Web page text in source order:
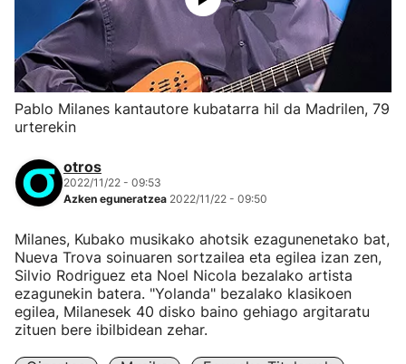
Pablo Milanes kantautore kubatarra hil da Madrilen, 79
urterekin
otros
2022/11/22 - 09:53
Azken eguneratzea 2022/11/22 - 09:50
Milanes, Kubako musikako ahotsik ezagunenetako bat,
Nueva Trova soinuaren sortzailea eta egilea izan zen,
Silvio Rodriguez eta Noel Nicola bezalako artista
ezagunekin batera. "Yolanda" bezalako klasikoen
egilea, Milanesek 40 disko baino gehiago argitaratu
zituen bere ibilbidean zehar.